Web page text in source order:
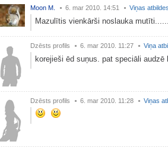
Moon M. 6. mar 2010. 14:51 Viņas
Mazulītis vienkārši noslauka
Dzēsts profils 6. mar 2010. 11:27 Viņa
korejieši ēd suņus. pat speciāli audzē
Dzēsts profils 6. mar 2010. 11:28 Viņas